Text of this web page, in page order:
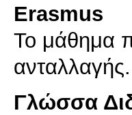
Erasmus
Το μάθημα
ανταλλαγής.
Γλώσσα